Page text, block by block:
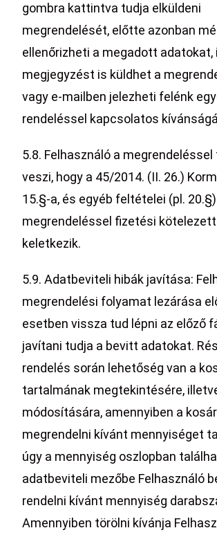
gombra kattintva tudja elküldeni
megrendelését, előtte azonban
ellenőrizheti a megadott adatokat,
megjegyzést is küldhet a
vagy e-mailben jelezheti felénk
rendeléssel kapcsolatos
5.8. Felhasználó a megrendeléssel
veszi, hogy a 45/2014. (II. 26.)
15.§-a, és egyéb feltételei (pl.
megrendeléssel fizetési
keletkezik.
5.9. Adatbeviteli hibák javítása:
megrendelési folyamat lezárása
esetben vissza tud lépni az előző
javítani tudja a bevitt adatokat.
rendelés során lehetőség van a
tartalmának megtekintésére,
módosítására, amennyiben a
megrendelni kívánt mennyiséget
úgy a mennyiség oszlopban
adatbeviteli mezőbe Felhasználó
rendelni kívánt mennyiség
Amennyiben törölni kívánja